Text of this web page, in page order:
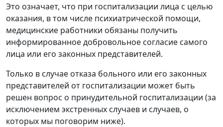
Это означает, что при госпитализации лица с целью
оказания, в том числе психиатрической помощи,
медицинские работники обязаны получить
информированное добровольное согласие самого
лица или его законных представителей.
Только в случае отказа больного или его законных
представителей от госпитализации может быть
решен вопрос о принудительной госпитализации (за
исключением экстренных случаев и случаев, о
которых мы поговорим ниже).